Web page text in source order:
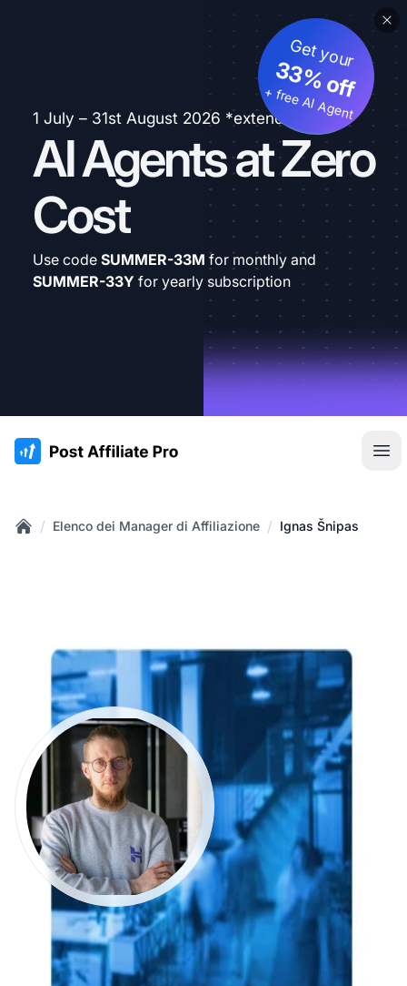
1 July – 31st August 2026 *extended
AI Agents at Zero
Cost
Get your
33% off
+ free AI Agent
Use code SUMMER-33M for monthly and
SUMMER-33Y for yearly subscription
:site.title
/ Elenco dei Manager di Affiliazione / Ignas Šnipas